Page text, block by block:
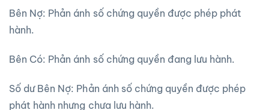
Bên Nợ: Phản ánh số chứng quyền được phép phát
hành.
Bên Có: Phản ánh số chứng quyền đang lưu hành.
Số dư Bên Nợ: Phản ánh số chứng quyền được phép
phát hành nhưng chưa lưu hành.